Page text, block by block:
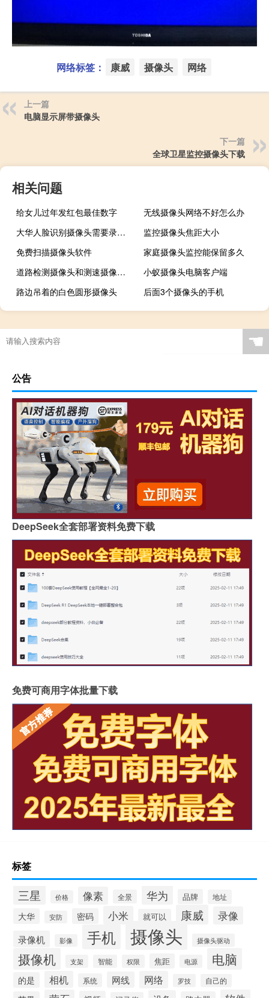
网络标签： 康威 摄像头 网络
上一篇
电脑显示屏带摄像头
下一篇
全球卫星监控摄像头下载
相关问题
给女儿过年发红包最佳数字
无线摄像头网络不好怎么办
大华人脸识别摄像头需要录像机
监控摄像头焦距大小
免费扫描摄像头软件
家庭摄像头监控能保留多久
道路检测摄像头和测速摄像头区别
小蚁摄像头电脑客户端
路边吊着的白色圆形摄像头
后面3个摄像头的手机
☚
公告
DeepSeek全套部署资料免费下载
免费可商用字体批量下载
标签
三星 价格 像素 全景 华为 品牌 地址
大华 安防 密码 小米 就可以 康威 录像
录像机 影像 手机 摄像头 摄像头驱动
摄像机 支架 智能 权限 焦距 电源 电脑
的是 相机 系统 网线 网络 罗技 自己的